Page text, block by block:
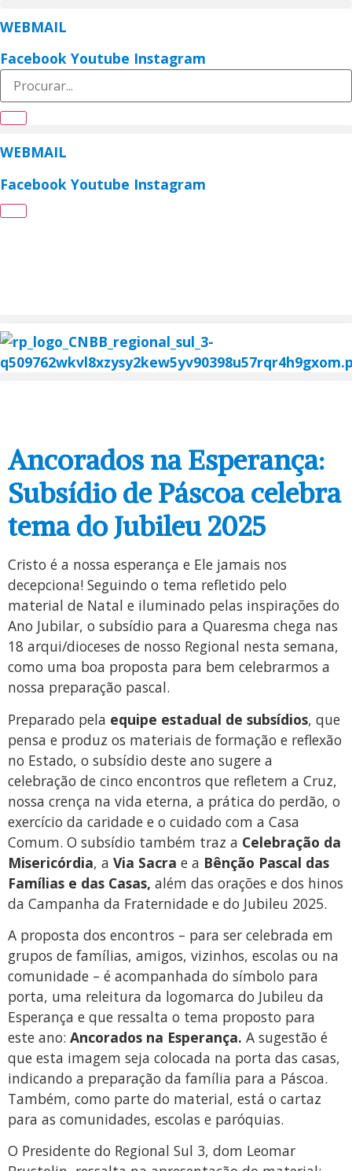
para
o
conteúdo
WEBMAIL
Facebook Youtube Instagram
WEBMAIL
Facebook Youtube Instagram
Ancorados na Esperança:
Subsídio de Páscoa celebra
tema do Jubileu 2025
Cristo é a nossa esperança e Ele jamais nos
decepciona! Seguindo o tema refletido pelo
material de Natal e iluminado pelas inspirações do
Ano Jubilar, o subsídio para a Quaresma chega nas
18 arqui/dioceses de nosso Regional nesta semana,
como uma boa proposta para bem celebrarmos a
nossa preparação pascal.
Preparado pela equipe estadual de subsídios, que
pensa e produz os materiais de formação e reflexão
no Estado, o subsídio deste ano sugere a
celebração de cinco encontros que refletem a Cruz,
nossa crença na vida eterna, a prática do perdão, o
exercício da caridade e o cuidado com a Casa
Comum. O subsídio também traz a Celebração da
Misericórdia, a Via Sacra e a Bênção Pascal das
Famílias e das Casas, além das orações e dos hinos
da Campanha da Fraternidade e do Jubileu 2025.
A proposta dos encontros – para ser celebrada em
grupos de famílias, amigos, vizinhos, escolas ou na
comunidade – é acompanhada do símbolo para
porta, uma releitura da logomarca do Jubileu da
Esperança e que ressalta o tema proposto para
este ano: Ancorados na Esperança. A sugestão é
que esta imagem seja colocada na porta das casas,
indicando a preparação da família para a Páscoa.
Também, como parte do material, está o cartaz
para as comunidades, escolas e paróquias.
O Presidente do Regional Sul 3, dom Leomar